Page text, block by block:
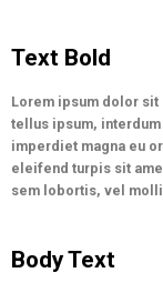
Text Bold
Lorem ipsum dolor
tellus ipsum,
imperdiet magna eu
eleifend turpis sit
sem lobortis, vel
Body Text